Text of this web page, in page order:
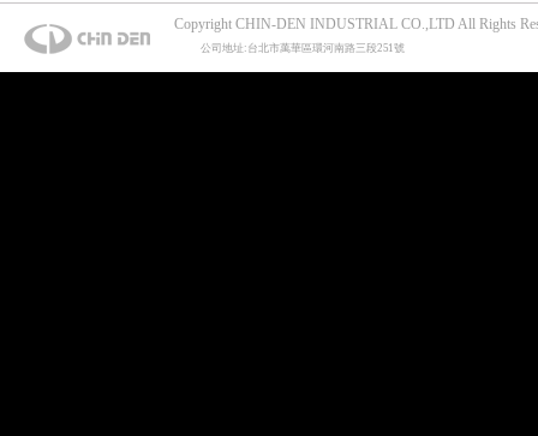
Copyright CHIN-DEN INDUSTRIAL CO.,LTD All Rights
公司地址:台北市萬華區環河南路三段251號